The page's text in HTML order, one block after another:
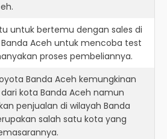
untuk bertemu dengan sales di
Aceh untuk mencoba test
proses pembeliannya.
Banda Aceh kemungkinan
kota Banda Aceh namun
penjualan di wilayah Banda
salah satu kota yang